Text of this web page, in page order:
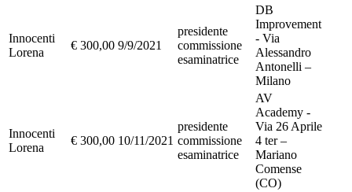
Innocenti
Lorena
€ 300,00 9/9/2021
presidente
commissione
esaminatrice
DB
Improvement
- Via
Alessandro
Antonelli –
Milano
Innocenti
Lorena
€ 300,00 10/11/2021
presidente
commissione
esaminatrice
AV
Academy -
Via 26 Aprile
4 ter –
Mariano
Comense
(CO)